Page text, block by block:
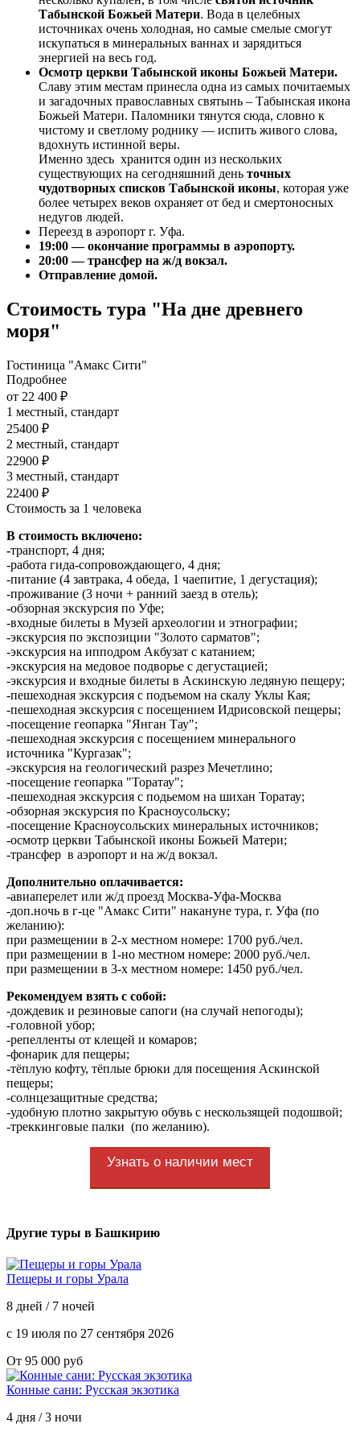
Табынской Божьей Матери. Вода в целебных
источниках очень холодная, но самые смелые смогут
искупаться в минеральных ваннах и зарядиться
энергией на весь год.
Осмотр церкви Табынской иконы Божьей Матери.
Славу этим местам принесла одна из самых почитаемых
и загадочных православных святынь – Табынская икона
Божьей Матери. Паломники тянутся сюда, словно к
чистому и светлому роднику ― испить живого слова,
вдохнуть истинной веры.
Именно здесь хранится один из нескольких
существующих на сегодняшний день точных
чудотворных списков Табынской иконы, которая уже
более четырех веков охраняет от бед и смертоносных
недугов людей.
Переезд в аэропорт г. Уфа.
19:00 — окончание программы в аэропорту.
20:00 — трансфер на ж/д вокзал.
Отправление домой.
Стоимость тура "На дне древнего
моря"
Гостиница "Амакс Сити"
Подробнее
от 22 400 ₽
1 местный, стандарт
25400 ₽
2 местный, стандарт
22900 ₽
3 местный, стандарт
22400 ₽
Стоимость за 1 человека
В стоимость включено:
-транспорт, 4 дня;
-работа гида-сопровождающего, 4 дня;
-питание (4 завтрака, 4 обеда, 1 чаепитие, 1 дегустация);
-проживание (3 ночи + ранний заезд в отель);
-обзорная экскурсия по Уфе;
-входные билеты в Музей археологии и этнографии;
-экскурсия по экспозиции "Золото сарматов";
-экскурсия на ипподром Акбузат с катанием;
-экскурсия на медовое подворье с дегустацией;
-экскурсия и входные билеты в Аскинскую ледяную пещеру;
-пешеходная экскурсия с подъемом на скалу Уклы Кая;
-пешеходная экскурсия с посещением Идрисовской пещеры;
-посещение геопарка "Янган Тау";
-пешеходная экскурсия с посещением минерального
источника "Кургазак";
-экскурсия на геологический разрез Мечетлино;
-посещение геопарка "Торатау";
-пешеходная экскурсия с подьемом на шихан Торатау;
-обзорная экскурсия по Красноусольску;
-посещение Красноусольских минеральных источников;
-осмотр церкви Табынской иконы Божьей Матери;
-трансфер в аэропорт и на ж/д вокзал.
Дополнительно оплачивается:
-авиаперелет или ж/д проезд Москва-Уфа-Москва
-доп.ночь в г-це "Амакс Сити" накануне тура, г. Уфа (по
желанию):
при размещении в 2-х местном номере: 1700 руб./чел.
при размещении в 1-но местном номере: 2000 руб./чел.
при размещении в 3-х местном номере: 1450 руб./чел.
Рекомендуем взять с собой:
-дождевик и резиновые сапоги (на случай непогоды);
-головной убор;
-репелленты от клещей и комаров;
-фонарик для пещеры;
-тёплую кофту, тёплые брюки для посещения Аскинской
пещеры;
-солнцезащитные средства;
-удобную плотно закрытую обувь с нескользящей подошвой;
-треккинговые палки (по желанию).
Узнать о наличии мест
Другие туры в Башкирию
Пещеры и горы Урала
8 дней / 7 ночей
с 19 июля по 27 сентября 2026
От 95 000 руб
Конные сани: Русская экзотика
4 дня / 3 ночи